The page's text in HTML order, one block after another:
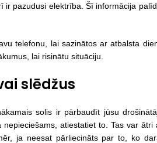
pazudusi elektrība. Šī informācija
telefonu, lai sazinātos ar atbalsta
lai risinātu situāciju.
slēdžus
solis ir pārbaudīt jūsu
atiestatiet to. Tas var ātri
ja neesat pārliecināts par to, ko